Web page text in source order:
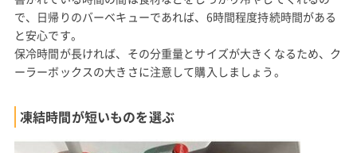
で、日帰りのバーベキューであれば、6時間程度持続時間がある
と安心です。
保冷時間が長ければ、その分重量とサイズが大きくなるため、ク
ーラーボックスの大きさに注意して購入しましょう。
凍結時間が短いものを選ぶ